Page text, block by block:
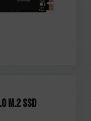
SSD